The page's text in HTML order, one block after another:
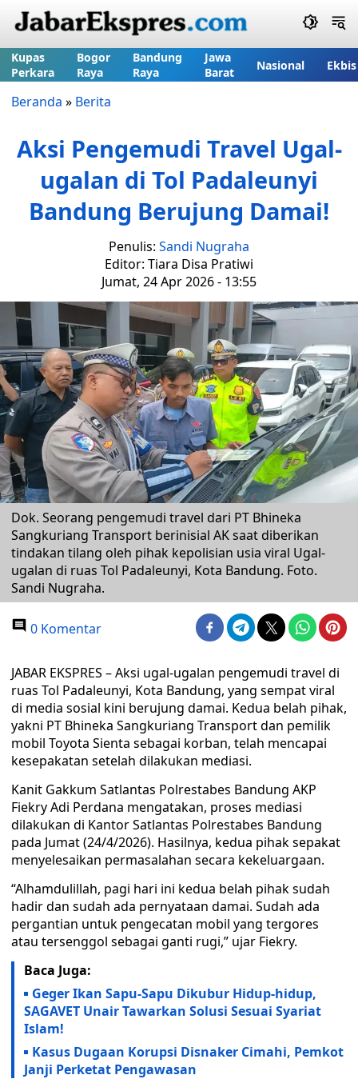
Kupas
Perkara
Bogor
Raya
Bandung
Raya
Jawa
Barat
Nasional Ekbis
Beranda » Berita
Aksi Pengemudi Travel Ugal-
ugalan di Tol Padaleunyi
Bandung Berujung Damai!
Penulis: Sandi Nugraha
Editor: Tiara Disa Pratiwi
Jumat, 24 Apr 2026 - 13:55
Dok. Seorang pengemudi travel dari PT Bhineka
Sangkuriang Transport berinisial AK saat diberikan
tindakan tilang oleh pihak kepolisian usia viral Ugal-
ugalan di ruas Tol Padaleunyi, Kota Bandung. Foto.
Sandi Nugraha.
0 Komentar
JABAR EKSPRES – Aksi ugal-ugalan pengemudi travel di
ruas Tol Padaleunyi, Kota Bandung, yang sempat viral
di media sosial kini berujung damai. Kedua belah pihak,
yakni PT Bhineka Sangkuriang Transport dan pemilik
mobil Toyota Sienta sebagai korban, telah mencapai
kesepakatan setelah dilakukan mediasi.
Kanit Gakkum Satlantas Polrestabes Bandung AKP
Fiekry Adi Perdana mengatakan, proses mediasi
dilakukan di Kantor Satlantas Polrestabes Bandung
pada Jumat (24/4/2026). Hasilnya, kedua pihak sepakat
menyelesaikan permasalahan secara kekeluargaan.
“Alhamdulillah, pagi hari ini kedua belah pihak sudah
hadir dan sudah ada pernyataan damai. Sudah ada
pergantian untuk pengecatan mobil yang tergores
atau tersenggol sebagai ganti rugi,” ujar Fiekry.
Baca Juga:
Geger Ikan Sapu-Sapu Dikubur Hidup-hidup,
SAGAVET Unair Tawarkan Solusi Sesuai Syariat
Islam!
Kasus Dugaan Korupsi Disnaker Cimahi, Pemkot
Janji Perketat Pengawasan